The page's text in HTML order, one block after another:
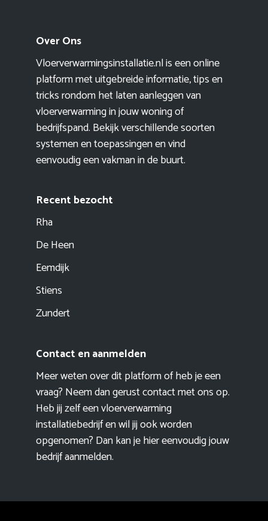
Over Ons
Vloerverwarmingsinstallatie.nl is een online
platform met uitgebreide informatie, tips en
tricks rondom het laten aanleggen van
vloerverwarming in jouw woning of
bedrijfspand. Bekijk verschillende soorten
systemen en toepassingen en vind
eenvoudig een vakman in de buurt.
Recent bezocht
Rha
De Heen
Eemdijk
Stiens
Zundert
Contact en aanmelden
Meer weten over dit platform of heb je een
vraag? Neem dan gerust contact met ons op.
Heb jij zelf een vloerverwarming
installatiebedrijf en wil jij ook worden
opgenomen? Dan kan je hier eenvoudigjouw
bedrijf aanmelden.